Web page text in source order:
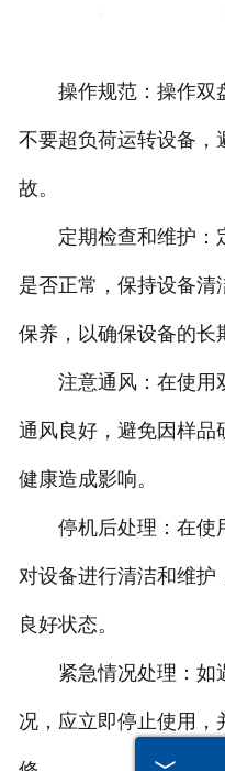
操作规范：操作双盘
不要超负荷运转设备，
故。
定期检查和维护：
是否正常，保持设备清
保养，以确保设备的长
注意通风：在使用
通风良好，避免因样品
健康造成影响。
停机后处理：在使
对设备进行清洁和维护
良好状态。
紧急情况处理：如
况，应立即停止使用，